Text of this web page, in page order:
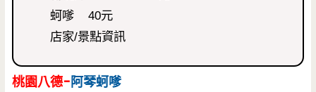
蚵嗲 40元
店家/景點資訊
桃園八德-阿琴蚵嗲